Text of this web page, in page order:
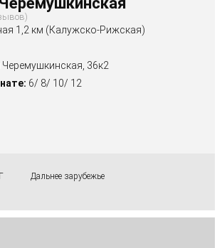
1,2 км (Калужско-Рижская)
36к2
6/ 8/ 10/ 12
Дальнее зарубежье